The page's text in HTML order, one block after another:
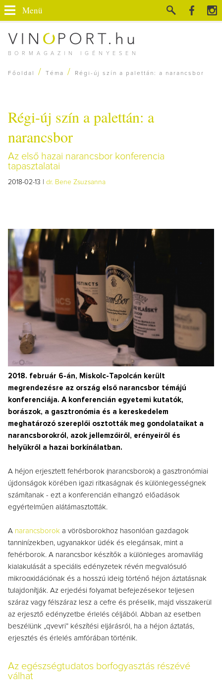
BORMAGAZIN IGÉNYESEN
Menü
Főoldal / Téma / Régi-új szín a palettán: a narancsbor
Régi-új szín a palettán: a
narancsbor
Az első hazai narancsbor konferencia
tapasztalatai
2018-02-13 | dr. Bene Zsuzsanna
2018. február 6-án, Miskolc-Tapolcán került
megrendezésre az ország első narancsbor témájú
konferenciája. A konferencián egyetemi kutatók,
borászok, a gasztronómia és a kereskedelem
meghatározó szereplői osztották meg gondolataikat a
narancsborokról, azok jellemzőiről, erényeiről és
helyükről a hazai borkínálatban.
A héjon erjesztett fehérborok (narancsborok) a gasztronómiai
újdonságok körében igazi ritkaságnak és különlegességnek
számítanak - ezt a konferencián elhangzó előadások
egyértelműen alátámasztották.
A narancsborok a vörösborokhoz hasonlóan gazdagok
tanninízekben, ugyanakkor üdék és elegánsak, mint a
fehérborok. A narancsbor készítők a különleges aromavilág
kialakulását a speciális edényzetek révén megvalósuló
mikrooxidációnak és a hosszú ideig történő héjon áztatásnak
tulajdonítják. Az erjedési folyamat befejezésekor teljesen
száraz vagy félszáraz lesz a cefre és préselik, majd visszakerül
az erjesztő edényzetbe érlelés céljából. Abban az esetben
beszélünk „qvevri” készítési eljárásról, ha a héjon áztatás,
erjesztés és érlelés amfórában történik.
Az egészségtudatos borfogyasztás részévé
válhat